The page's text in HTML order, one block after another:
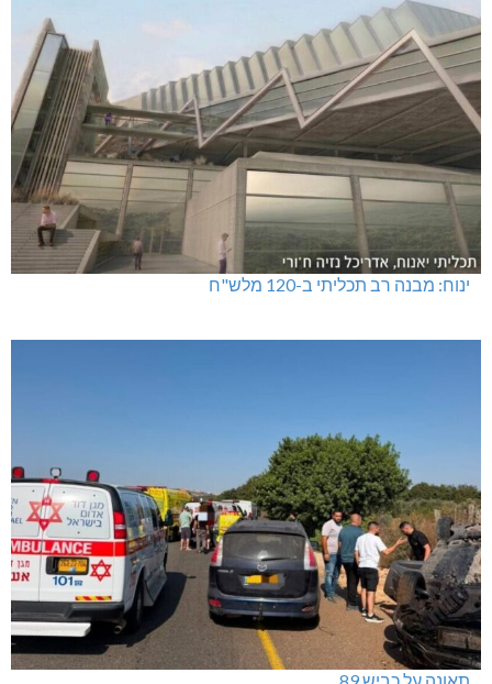
ינוח: מבנה רב תכליתי ב-120 מלש"ח